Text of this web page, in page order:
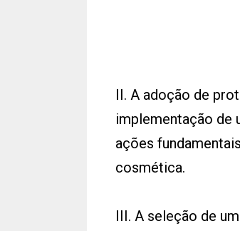
II. A adoção de
implementação de
ações
cosmética.
III. A seleção de